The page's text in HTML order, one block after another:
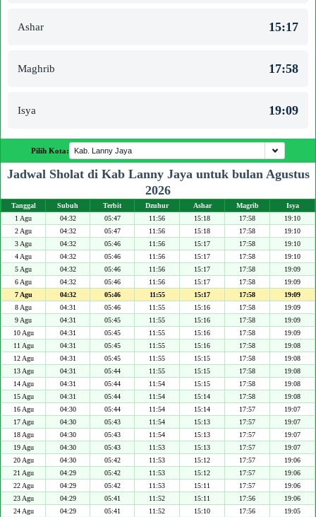
Ashar 15:17
Maghrib 17:58
Isya 19:09
Pilih Kota:
Jadwal Sholat di Kab Lanny Jaya untuk bulan Agustus
2026
Tanggal Subuh Terbit Dzuhur Ashar Magrib
Isya
1 Agu
04:32 05:47 11:56 15:18 17:58
19:10
2 Agu
04:32 05:47 11:56 15:18 17:58
19:10
3 Agu
04:32 05:46 11:56 15:17 17:58
19:10
4 Agu
04:32 05:46 11:56 15:17 17:58
19:10
5 Agu
04:32 05:46 11:56 15:17 17:58
19:09
6 Agu
04:32 05:46 11:56 15:17 17:58
19:09
7 Agu
04:32 05:46 11:55 15:17 17:58
19:09
8 Agu
04:31 05:46 11:55 15:16 17:58
19:09
9 Agu
04:31 05:45 11:55 15:16 17:58
19:09
10 Agu
04:31 05:45 11:55 15:16 17:58
19:09
11 Agu
04:31 05:45 11:55 15:16 17:58
19:08
12 Agu
04:31 05:45 11:55 15:15 17:58
19:08
13 Agu
04:31 05:44 11:55 15:15 17:58
19:08
14 Agu
04:31 05:44 11:54 15:15 17:58
19:08
15 Agu
04:31 05:44 11:54 15:14 17:58
19:08
16 Agu
04:30 05:44 11:54 15:14 17:57
19:07
17 Agu
04:30 05:43 11:54 15:13 17:57
19:07
18 Agu
04:30 05:43 11:54 15:13 17:57
19:07
19 Agu
04:30 05:43 11:53 15:13 17:57
19:07
20 Agu
04:30 05:42 11:53 15:12 17:57
19:06
21 Agu
04:29 05:42 11:53 15:12 17:57
19:06
22 Agu
04:29 05:42 11:53 15:11 17:57
19:06
23 Agu
04:29 05:41 11:52 15:11 17:56
19:06
24 Agu
04:29 05:41 11:52 15:10 17:56
19:05